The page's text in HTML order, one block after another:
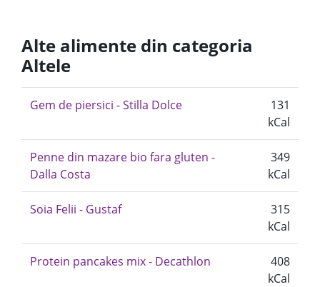
Alte alimente din categoria
Altele
Gem de piersici - Stilla Dolce
131
kCal
Penne din mazare bio fara gluten -
Dalla Costa
349
kCal
Soia Felii - Gustaf
315
kCal
Protein pancakes mix - Decathlon
408
kCal